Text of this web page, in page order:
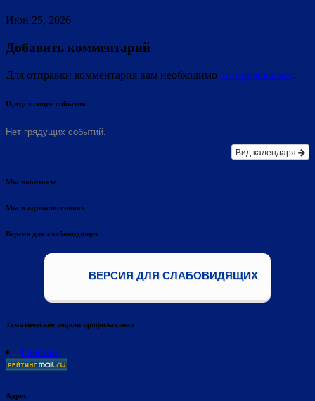
Июн 25, 2026
Добавить комментарий
Для отправки комментария вам необходимо авторизоваться.
Предстоящие события
Нет грядущих событий.
Вид календаря
Мы вконтакте
Мы в одноклассниках
Версия для слабовидящих
ВЕРСИЯ ДЛЯ СЛАБОВИДЯЩИХ
Тематические недели профилактики
Главная
Адрес